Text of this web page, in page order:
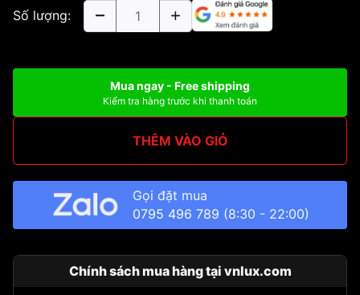
Số lượng:
Mua ngay - Free shipping
Kiểm tra hàng trước khi thanh toán
THÊM VÀO GIỎ
Gọi đặt mua
0795 496 789 (8:30 - 22:00)
Chính sách mua hàng tại vnlux.com